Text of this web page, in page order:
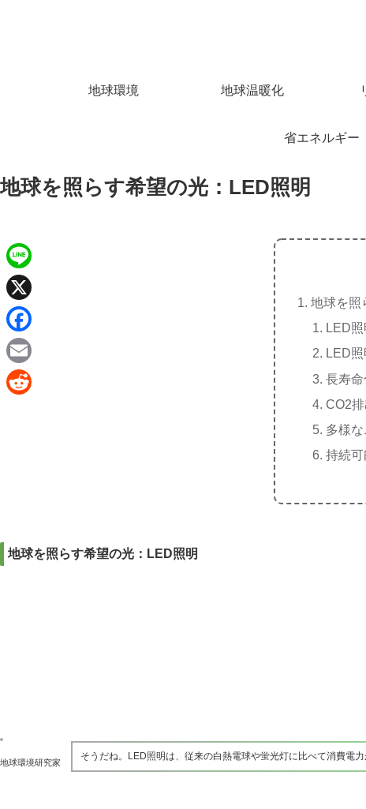
地球環境 地球温暖化
省エネルギー
地球を照らす希望の光：LED照明
地球を照
LED照
LED
長寿
CO2
多様
持続
地球を照らす希望の光：LED照明
地球環境研究家
そうだね。LED照明は、従来の白熱電球や蛍光灯に比べて消費電
L
n
e
X
F
a
c
E